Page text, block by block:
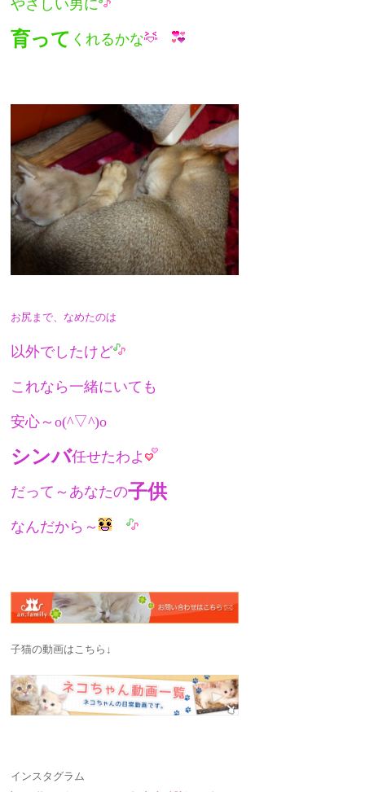
やさしい男に
育って くれるかな
お尻まで、なめたのは
以外でしたけど
これなら一緒にいても
安心～o(^▽^)o
シンバ任せたわよ
だって～あなたの子供
なんだから～
子猫の動画はこちら↓
インスタグラム